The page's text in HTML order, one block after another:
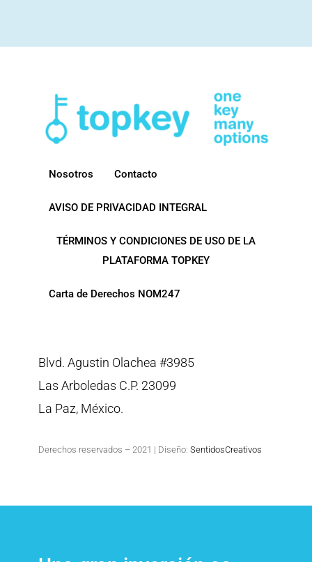
Nosotros Contacto
AVISO DE PRIVACIDAD INTEGRAL
TÉRMINOS Y CONDICIONES DE USO DE LA
PLATAFORMA TOPKEY
Carta de Derechos NOM247
Blvd. Agustin Olachea #3985
Las Arboledas C.P. 23099
La Paz, México.
Derechos reservados – 2021 | Diseño: SentidosCreativos